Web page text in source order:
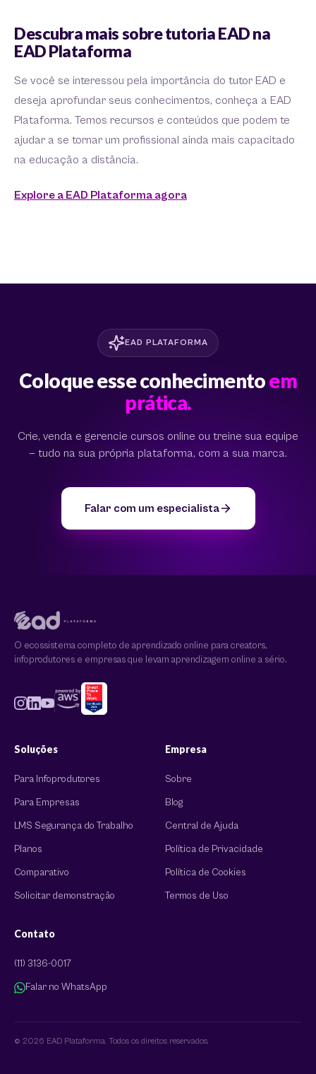
Descubra mais sobre tutoria EAD na
EAD Plataforma
Se você se interessou pela importância do tutor EAD e
deseja aprofundar seus conhecimentos, conheça a EAD
Plataforma. Temos recursos e conteúdos que podem te
ajudar a se tornar um profissional ainda mais capacitado
na educação a distância.
Explore a EAD Plataforma agora
EAD PLATAFORMA
Coloque esse conhecimentoem
prática.
Crie, venda e gerencie cursos online ou treine sua equipe
— tudo na sua própria plataforma, com a sua marca.
Falar com um especialista
O ecossistema completo de aprendizado online para creators,
infoprodutores e empresas que levam aprendizagem online a sério.
Soluções
Para Infoprodutores
Para Empresas
LMS Segurança do Trabalho
Planos
Comparativo
Solicitar demonstração
Empresa
Sobre
Blog
Central de Ajuda
Política de Privacidade
Política de Cookies
Termos de Uso
Contato
(11) 3136-0017
Falar no WhatsApp
© 2026 EAD Plataforma. Todos os direitos reservados.